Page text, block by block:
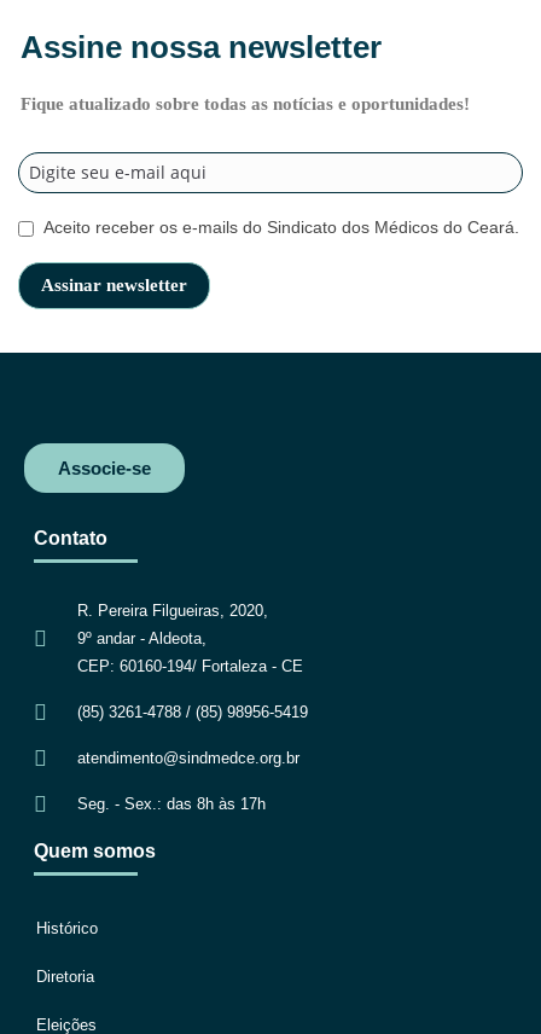
Assine nossa newsletter
Fique atualizado sobre todas as notícias e oportunidades!
Aceito receber os e-mails do Sindicato dos Médicos do Ceará.
Associe-se
Contato
R. Pereira Filgueiras, 2020,
9º andar - Aldeota,
CEP: 60160-194/ Fortaleza - CE
(85) 3261-4788 / (85) 98956-5419
atendimento@sindmedce.org.br
Seg. - Sex.: das 8h às 17h
Quem somos
Histórico
Diretoria
Eleições